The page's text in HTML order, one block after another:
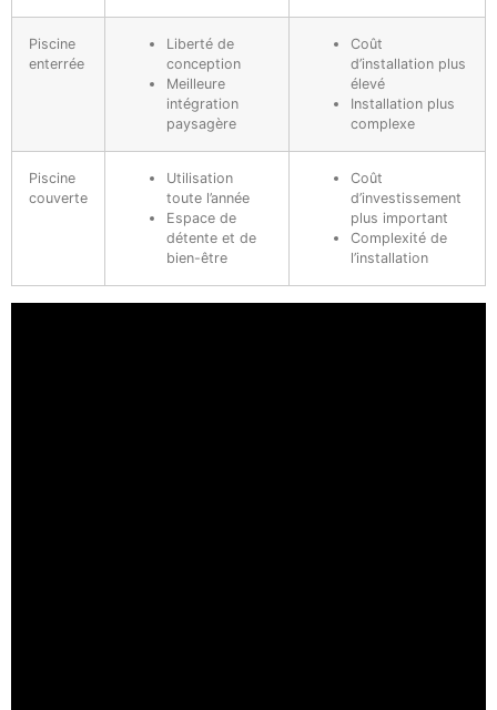
Piscine
enterrée
Liberté de
conception
Meilleure
intégration
paysagère
Coût
d’installation plus
élevé
Installation plus
complexe
Piscine
couverte
Utilisation
toute l’année
Espace de
détente et de
bien-être
Coût
d’investissement
plus important
Complexité de
l’installation